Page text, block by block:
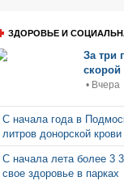
ЗДОРОВЬЕ И
За три
• Вчера
С начала года в
литров донорской крови
С начала лета более 3
свое здоровье в парках